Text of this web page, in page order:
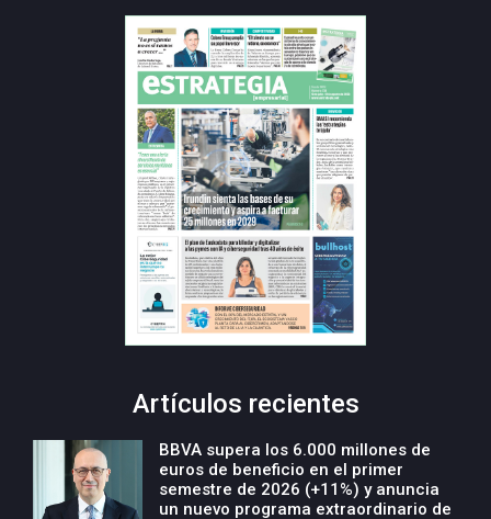
Artículos recientes
BBVA supera los 6.000 millones de
euros de beneficio en el primer
semestre de 2026 (+11%) y anuncia
un nuevo programa extraordinario de